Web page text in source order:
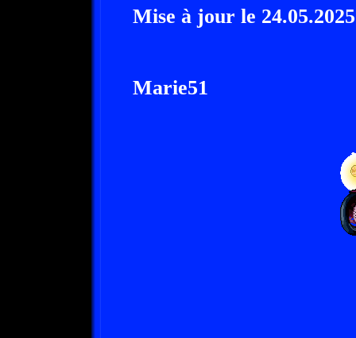
Mise à jour le 24.05.2025
Marie51